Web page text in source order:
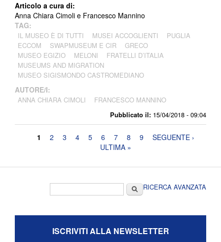
Pubblicato il: 15/04/2018 - 09:04
Articolo a cura di:
Anna Chiara Cimoli e Francesco Mannino
TAG:
IL MUSEO È DI TUTTI MUSEI ACCOGLIENTI
PUGLIA
ECCOM
SWAPMUSEUM E CIR
GRECO
MUSEO EGIZIO
MELONI
FRATELLI D’ITALIA
MUSEUMS AND MIGRATION
MUSEO SIGISMONDO CASTROMEDIANO
AUTORE/I:
ANNA CHIARA CIMOLI FRANCESCO MANNINO
Pagine
1 2 3 4 5 6 7 8 9
SEGUENTE ›
ULTIMA »
CercaRICERCA AVANZATA
ISCRIVITI ALLA NEWSLETTER